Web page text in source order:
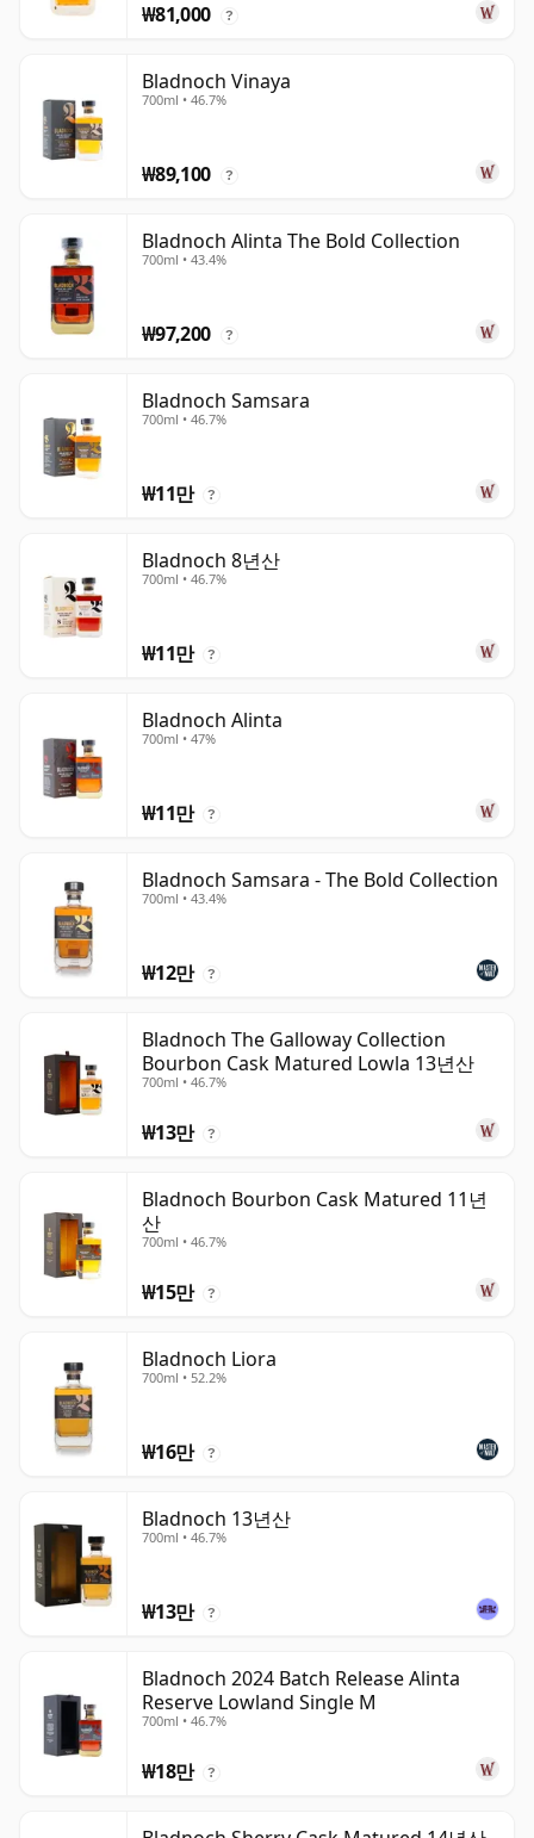
₩81,000 ?
Bladnoch Vinaya
700ml • 46.7%
₩89,100 ?
Bladnoch Alinta The Bold Collection
700ml • 43.4%
₩97,200 ?
Bladnoch Samsara
700ml • 46.7%
₩11만 ?
Bladnoch 8년산
700ml • 46.7%
₩11만 ?
Bladnoch Alinta
700ml • 47%
₩11만 ?
Bladnoch Samsara - The Bold Collection
700ml • 43.4%
₩12만 ?
Bladnoch The Galloway Collection
Bourbon Cask Matured Lowla 13년산
700ml • 46.7%
₩13만 ?
Bladnoch Bourbon Cask Matured 11년
산
700ml • 46.7%
₩15만 ?
Bladnoch Liora
700ml • 52.2%
₩16만 ?
Bladnoch 13년산
700ml • 46.7%
₩13만 ?
Bladnoch 2024 Batch Release Alinta
Reserve Lowland Single M
700ml • 46.7%
₩18만 ?